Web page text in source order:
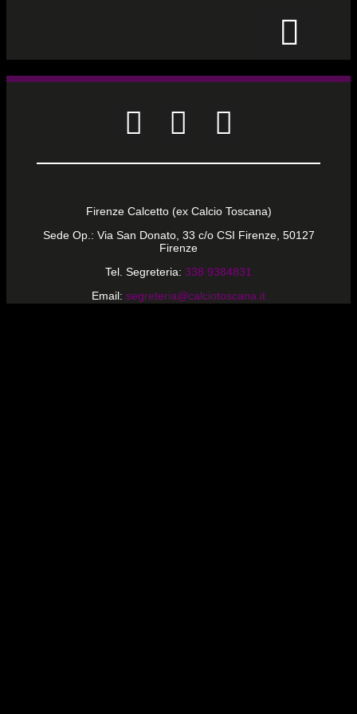
Firenze Calcetto (ex Calcio Toscana)
Sede Op.: Via San Donato, 33 c/o CSI Firenze, 50127
Firenze
Tel. Segreteria: 338 9384831
Email: segreteria@calciotoscana.it